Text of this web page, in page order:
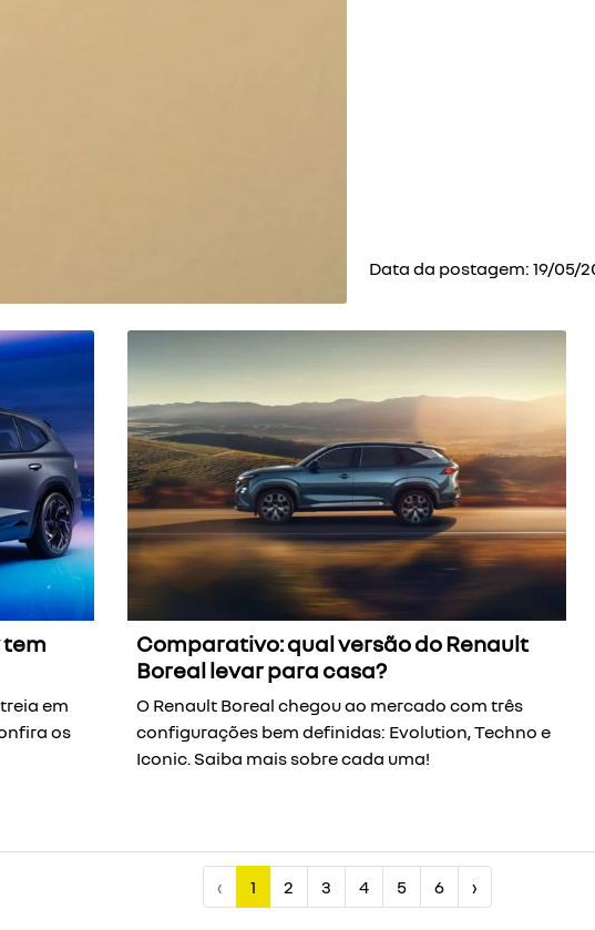
Data da postagem: 19/05/
tem
em
os
Comparativo: qual versão do Renault
Boreal levar para casa?
O Renault Boreal chegou ao mercado com três
configurações bem definidas: Evolution, Techno e
Iconic. Saiba mais sobre cada uma!
‹ 1 2 3 4 5 6 ›